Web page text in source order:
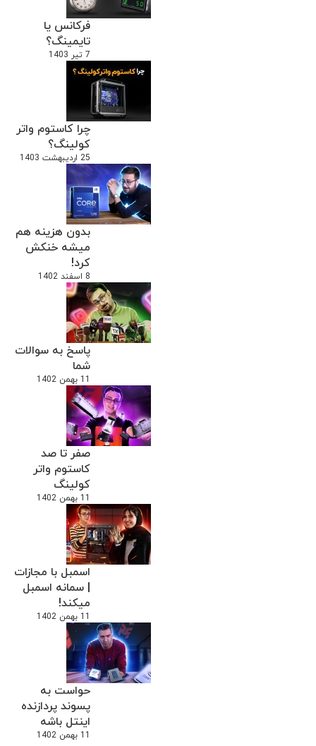
فرکانس یا
تایمینگ؟
7 تیر 1403
چرا کاستوم واتر
کولینگ؟
25 اردیبهشت 1403
بدون هزینه هم
میشه خنکش
کرد!
8 اسفند 1402
پاسخ به سوالات
شما
11 بهمن 1402
صفر تا صد
کاستوم واتر
کولینگ
11 بهمن 1402
اسمبل با مجازات
| سمانه اسمبل
میکند!
11 بهمن 1402
حواست به
پسوند پردازنده
اینتل باشه
11 بهمن 1402